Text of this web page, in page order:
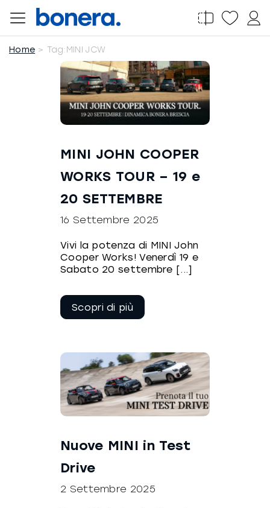
Salta
contenuto
Home Tag: MINI JCW
MINI JOHN COOPER
WORKS TOUR – 19 e
20 SETTEMBRE
16 Settembre 2025
Vivi la potenza di MINI John
Cooper Works! Venerdì 19 e
Sabato 20 settembre [...]
leggere
Nuove MINI in Test
Drive
2 Settembre 2025